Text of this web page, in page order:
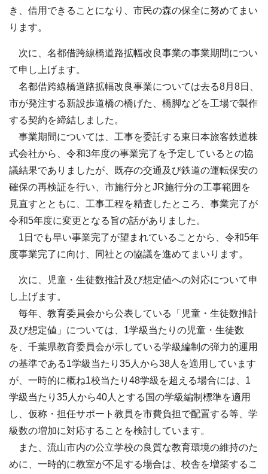
き、借用できることになり、市民の森の保全に努めてまい
ります。
次に、名都借跨線橋道路拡幅改良事業の事業期間につい
て申し上げます。
名都借跨線橋道路拡幅改良事業については去る8月8日、
市が発注する新設歩道橋の橋げた、橋脚などを工場で製作
する契約を締結しました。
事業期間については、工事を委託する東日本旅客鉄道株
式会社から、令和3年度の事業完了を予定しているとの協
議結果でありましたが、既存の交通及び鉄道の運転保安の
確保の再検証を行い、市施行分とJR施行分の工事範囲を
見直すとともに、工事工程を精査したところ、事業完了が
令和5年度に変更となる旨の話がありました。
1日でも早い事業完了が望まれていることから、令和5年
度事業完了に向け、同社との協議を進めてまいります。
次に、児童・生徒数推計及び想定値への対応について申
し上げます。
毎年、教育委員会から公表している「児童・生徒数推計
及び想定値」については、1学級当たりの児童・生徒数
を、千葉県教育委員会が示している学級編制の弾力的運用
の基準である1学級当たり35人から38人を適用しています
が、一時的に概ね1校当たり48学級を超える場合には、1
学級当たり35人から40人とする国の学級編制標準を適用
し、仮称・担任サポート教員を市費負担で配置する等、学
級数の増加に対応することを検討しています。
また、流山市内の公立学校の良質な教育環境の維持のた
めに、一時的に教室が不足する場合は、校舎を増築するこ